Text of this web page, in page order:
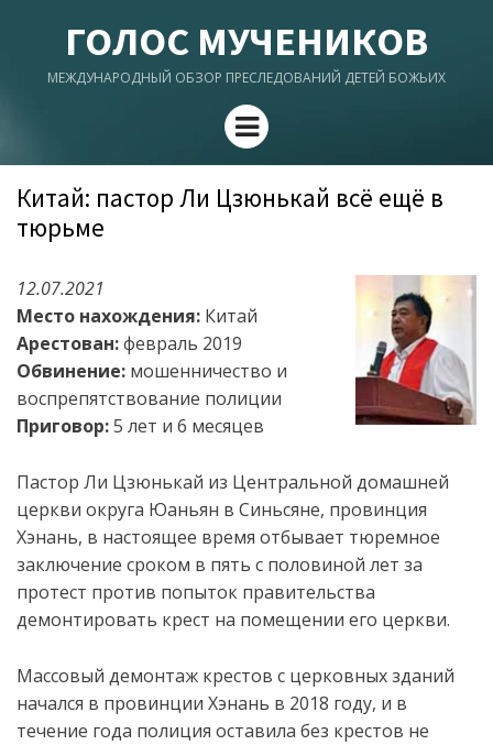
ГОЛОС МУЧЕНИКОВ
МЕЖДУНАРОДНЫЙ ОБЗОР ПРЕСЛЕДОВАНИЙ ДЕТЕЙ БОЖЬИХ
Menu
Китай: пастор Ли Цзюнькай всё ещё в
тюрьме
12.07.2021
Место нахождения: Китай
Арестован:февраль 2019
Обвинение: мошенничество и
воспрепятствование полиции
Приговор:5 лет и 6 месяцев
Пастор Ли Цзюнькай из Центральной домашней
церкви округа Юаньян в Синьсяне, провинция
Хэнань, в настоящее время отбывает тюремное
заключение сроком в пять с половиной лет за
протест против попыток правительства
демонтировать крест на помещении его церкви.
Массовый демонтаж крестов с церковных зданий
начался в провинции Хэнань в 2018 году, и в
течение года полиция оставила без крестов не